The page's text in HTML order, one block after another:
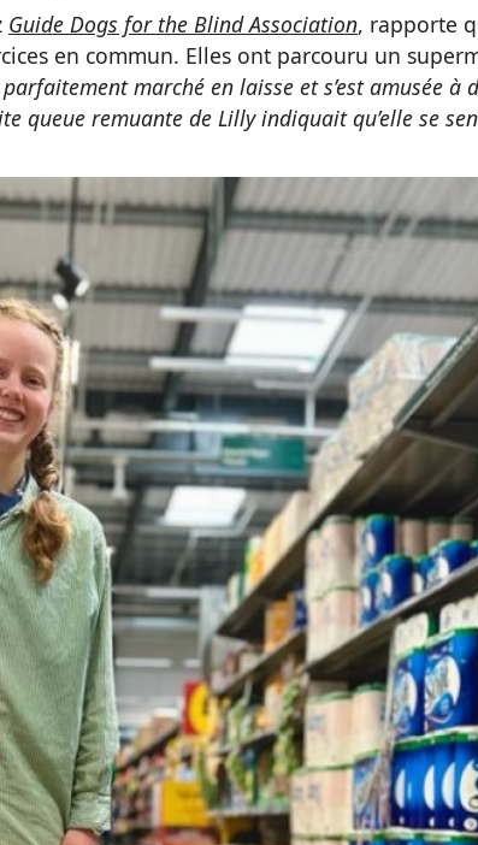
Guide Dogs for the Blind Association, rapporte
en commun. Elles ont parcouru un
marché en laisse et s’est amusée à
queue remuante de Lilly indiquait qu’elle se